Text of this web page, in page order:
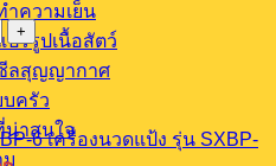
ำความเย็น
ปรรูปเนื้อสัตว์
ซีลสุญญากาศ
ครัว
าสนใจเครื่องนวดแป้ง รุ่น SXBP-